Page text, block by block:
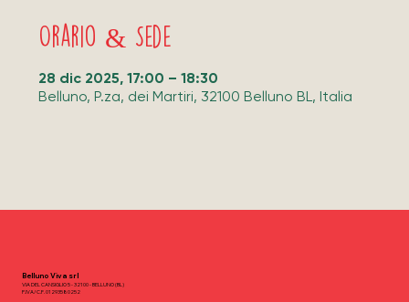
Orario & Sede
28 dic 2025, 17:00 – 18:30
Belluno, P.za, dei Martiri, 32100 Belluno BL, Italia
Belluno Viva srl
VIA DEL CANSIGLIO 5 - 32100 - BELLUNO (BL)
P.IVA/C.F. 01293580252